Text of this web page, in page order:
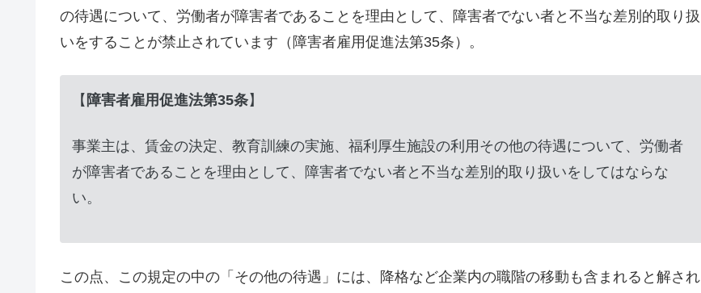
の待遇について、労働者が障害者であることを理由として、障害者でない者と不当な差別的取り扱
いをすることが禁止されています（障害者雇用促進法第35条）。
【 障害者雇用促進法第35条】
事業主は、賃金の決定、教育訓練の実施、福利厚生施設の利用その他の待遇について、労働者
が障害者であることを理由として、障害者でない者と不当な差別的取り扱いをしてはならな
い。
この点、この規定の中の「その他の待遇」には、降格など企業内の職階の移動も含まれると解され